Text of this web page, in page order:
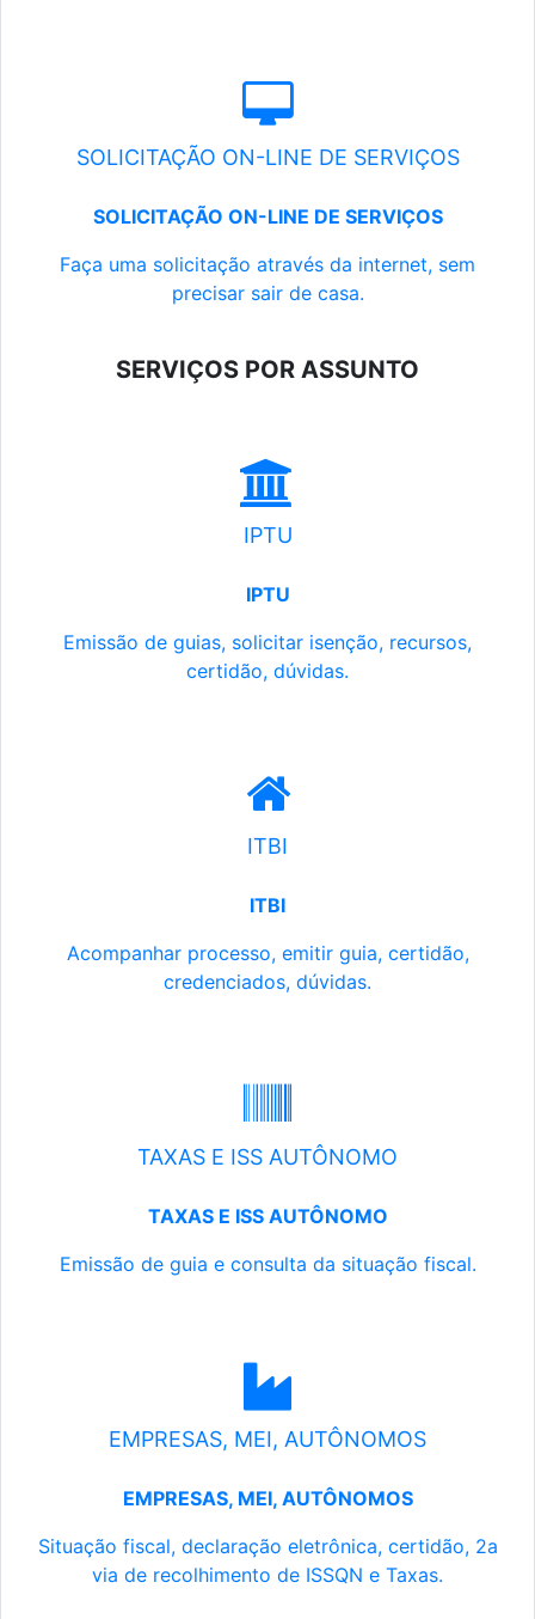
SOLICITAÇÃO ON-LINE DE SERVIÇOS
SOLICITAÇÃO ON-LINE DE SERVIÇOS
Faça uma solicitação através da internet, sem
precisar sair de casa.
SERVIÇOS POR ASSUNTO
IPTU
IPTU
Emissão de guias, solicitar isenção, recursos,
certidão, dúvidas.
ITBI
ITBI
Acompanhar processo, emitir guia, certidão,
credenciados, dúvidas.
TAXAS E ISS AUTÔNOMO
TAXAS E ISS AUTÔNOMO
Emissão de guia e consulta da situação fiscal.
EMPRESAS, MEI, AUTÔNOMOS
EMPRESAS, MEI, AUTÔNOMOS
Situação fiscal, declaração eletrônica, certidão, 2a
via de recolhimento de ISSQN e Taxas.